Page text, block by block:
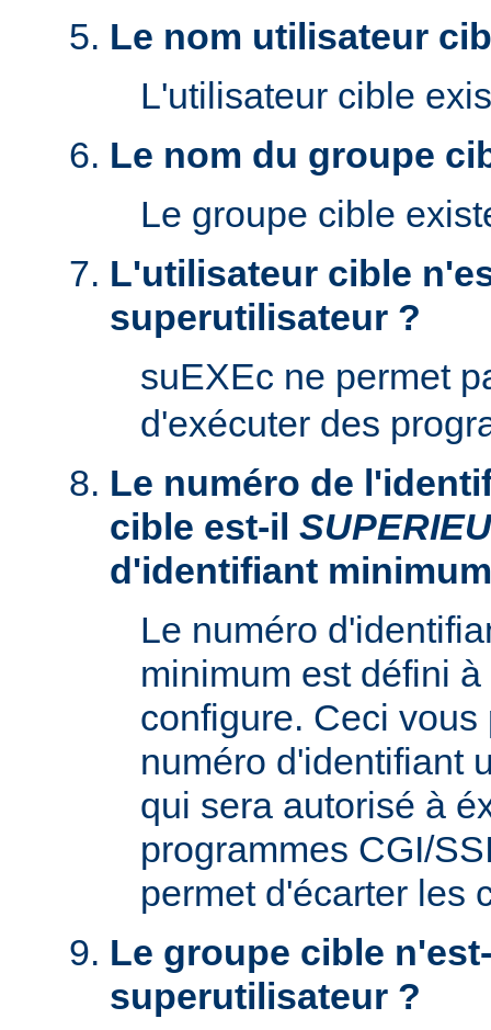
Le nom utilisateur
L'utilisateur cible
Le nom du groupe
Le groupe cible
L'utilisateur cible
superutilisateur ?
suEXEc ne permet
d'exécuter des
Le numéro de
cible est-il
d'identifiant
Le numéro
minimum est défini
configure. Ceci
numéro d'identifiant
qui sera autorisé à
programmes CGI/
permet d'écarter les
Le groupe cible
superutilisateur ?